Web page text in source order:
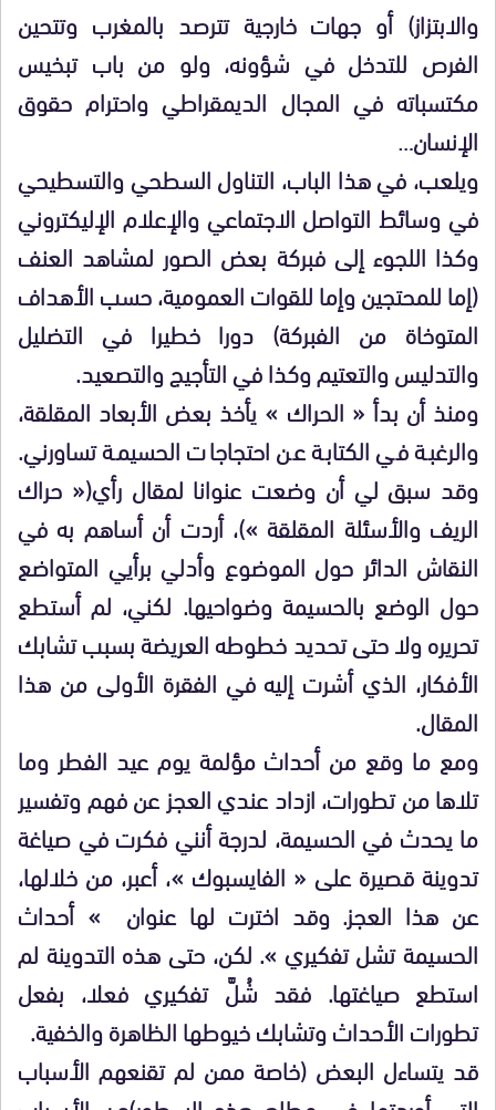
والابتزاز) أو جهات خارجية تترصد بالمغرب وتتحين
الفرص للتدخل في شؤونه، ولو من باب تبخيس
مكتسباته في المجال الديمقراطي واحترام حقوق
الإنسان…
ويلعب، في هذا الباب، التناول السطحي والتسطيحي
في وسائط التواصل الاجتماعي والإعلام الإليكتروني
وكذا اللجوء إلى فبركة بعض الصور لمشاهد العنف
(إما للمحتجين وإما للقوات العمومية، حسب الأهداف
المتوخاة من الفبركة) دورا خطيرا في التضليل
والتدليس والتعتيم وكذا في التأجيج والتصعيد.
ومنذ أن بدأ « الحراك » يأخذ بعض الأبعاد المقلقة،
والرغبة في الكتابة عن احتجاجات الحسيمة تساورني.
وقد سبق لي أن وضعت عنوانا لمقال رأي(« حراك
الريف والأسئلة المقلقة »)، أردت أن أساهم به في
النقاش الدائر حول الموضوع وأدلي برأيي المتواضع
حول الوضع بالحسيمة وضواحيها. لكني، لم أستطع
تحريره ولا حتى تحديد خطوطه العريضة بسبب تشابك
الأفكار، الذي أشرت إليه في الفقرة الأولى من هذا
المقال.
ومع ما وقع من أحداث مؤلمة يوم عيد الفطر وما
تلاها من تطورات، ازداد عندي العجز عن فهم وتفسير
ما يحدث في الحسيمة، لدرجة أنني فكرت في صياغة
تدوينة قصيرة على « الفايسبوك »، أعبر، من خلالها،
عن هذا العجز. وقد اخترت لها عنوان » أحداث
الحسيمة تشل تفكيري ». لكن، حتى هذه التدوينة لم
استطع صياغتها. فقد شُلَّ تفكيري فعلا، بفعل
تطورات الأحداث وتشابك خيوطها الظاهرة والخفية.
قد يتساءل البعض (خاصة ممن لم تقنعهم الأسباب